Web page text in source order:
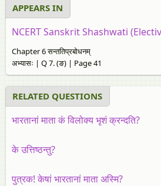
APPEARS IN
NCERT Sanskrit Shashwati
Chapter 6 सन्ततिप्रबोधनम्
अभ्यासः | Q 7. (ङ) | Page 41
RELATED QUESTIONS
भारतानां माता कं विलोक्य भृशं क्रन्दति?
के उत्तिष्ठन्तु?
पुत्रक! केषां भारतानां माता अस्मि?